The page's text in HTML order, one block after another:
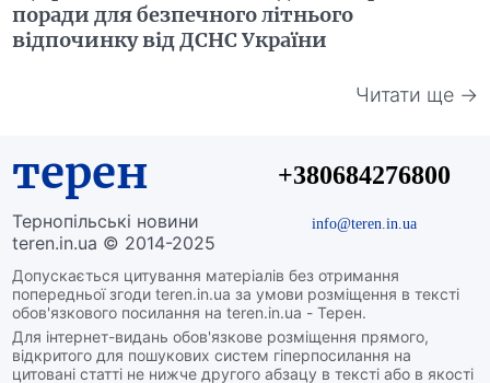
поради для безпечного літнього
відпочинку від ДСНС України
Читати ще →
терен
Тернопільські новини
teren.in.ua © 2014-2025
Допускається цитування матеріалів без отримання
попередньої згоди teren.in.ua за умови розміщення в тексті
обов'язкового посилання на teren.in.ua - Терен.
Для інтернет-видань обов'язкове розміщення прямого,
відкритого для пошукових систем гіперпосилання на
цитовані статті не нижче другого абзацу в тексті або в якості
+380684276800
info@teren.in.ua